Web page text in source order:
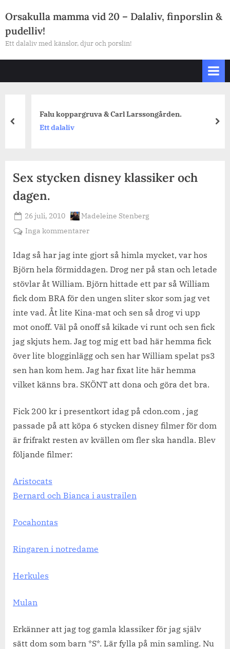
to
content
Orsakulla mamma vid 20 – Dalaliv, finporslin &
pudelliv!
Ett dalaliv med känslor, djur och porslin!
Falu koppargruva & Carl Larssongården.
Ett dalaliv
prev
Sex stycken disney klassiker och
dagen.
Posted
on
26 juli, 2010 By
Madeleine Stenberg
Inga kommentarertill
stycken
disney
och
dagen.
Idag så har jag inte gjort så himla mycket, var hos
Björn hela förmiddagen. Drog ner på stan och letade
stövlar åt William. Björn hittade ett par så William
fick dom BRA för den ungen sliter skor som jag vet
inte vad. Åt lite Kina-mat och sen så drog vi upp
mot onoff. Väl på onoff så kikade vi runt och sen fick
jag skjuts hem. Jag tog mig ett bad här hemma fick
över lite blogginlägg och sen har William spelat ps3
sen han kom hem. Jag har fixat lite här hemma
vilket känns bra. SKÖNT att dona och göra det bra.
Fick 200 kr i presentkort idag på cdon.com , jag
passade på att köpa 6 stycken disney filmer för dom
är frifrakt resten av kvällen om fler ska handla. Blev
följande filmer:
Aristocats
Bernard och Bianca i austrailen
Pocahontas
Ringaren i notredame
Herkules
Mulan
Erkänner att jag tog gamla klassiker för jag själv
sätt dom som barn *S*. Lär fylla på min samling. Nu